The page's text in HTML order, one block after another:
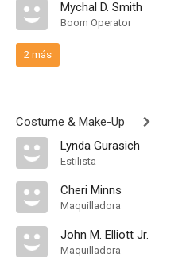
Mychal D. Smith
Boom Operator
2 más
Costume & Make-Up
Lynda Gurasich
Estilista
Cheri Minns
Maquilladora
John M. Elliott Jr.
Maquilladora